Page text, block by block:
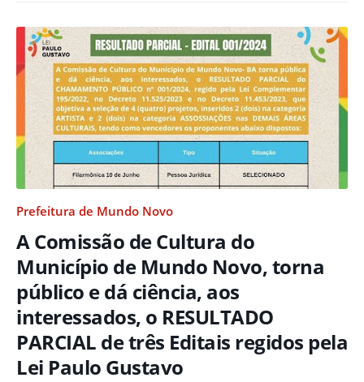
Prefeitura de Mundo Novo
A Comissão de Cultura do
Município de Mundo Novo, torna
público e dá ciência, aos
interessados, o RESULTADO
PARCIAL de três Editais regidos pela
Lei Paulo Gustavo